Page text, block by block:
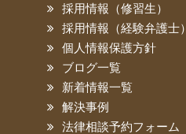
採用情報（修習生）
採用情報（経験弁護士）
個人情報保護方針
ブログ一覧
新着情報一覧
解決事例
法律相談予約フォーム